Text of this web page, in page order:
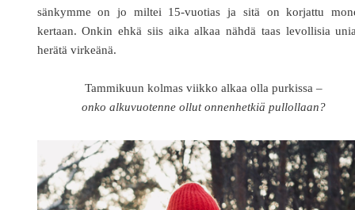
sänkymme on jo miltei 15-vuotias ja sitä on korjattu
kertaan. Onkin ehkä siis aika alkaa nähdä taas levollisia
herätä virkeänä.
Tammikuun kolmas viikko alkaa olla purkissa –
onko alkuvuotenne ollut onnenhetkiä pullollaan?